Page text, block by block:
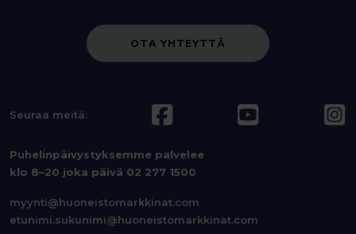
OTA YHTEYTTÄ
Seuraa meitä:
Puhelinpäivystyksemme palvelee
klo 8–20 joka päivä 02 277 1500
myynti@huoneistomarkkinat.com
etunimi.sukunimi@huoneistomarkkinat.com